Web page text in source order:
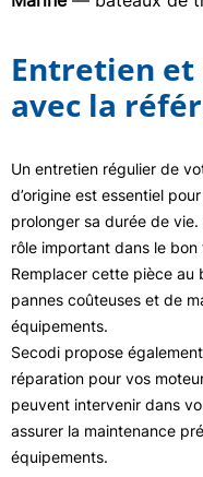
Entretien
avec la
Un entretien régulier de
d’origine est essentiel
prolonger sa durée de
rôle important dans le
Remplacer cette pièce au
pannes coûteuses et de
équipements.
Secodi propose
réparation pour vos
peuvent intervenir dans
assurer la maintenance
équipements.